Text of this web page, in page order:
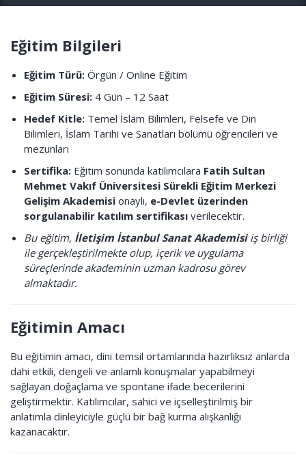
Eğitim Bilgileri
Eğitim Türü: Örgün / Online Eğitim
Eğitim Süresi: 4 Gün – 12 Saat
Hedef Kitle: Temel İslam Bilimleri, Felsefe ve Din
Bilimleri, İslam Tarihi ve Sanatları bölümü öğrencileri ve
mezunları
Sertifika: Eğitim sonunda katılımcılara Fatih Sultan
Mehmet Vakıf Üniversitesi Sürekli Eğitim Merkezi
Gelişim Akademisi onaylı, e-Devlet üzerinden
sorgulanabilir katılım sertifikası verilecektir.
Bu eğitim, İletişim İstanbul Sanat Akademisi iş birliği
ile gerçekleştirilmekte olup, içerik ve uygulama
süreçlerinde akademinin uzman kadrosu görev
almaktadır.
Eğitimin Amacı
Bu eğitimin amacı, dini temsil ortamlarında hazırlıksız anlarda
dahi etkili, dengeli ve anlamlı konuşmalar yapabilmeyi
sağlayan doğaçlama ve spontane ifade becerilerini
geliştirmektir. Katılımcılar, sahici ve içselleştirilmiş bir
anlatımla dinleyiciyle güçlü bir bağ kurma alışkanlığı
kazanacaktır.